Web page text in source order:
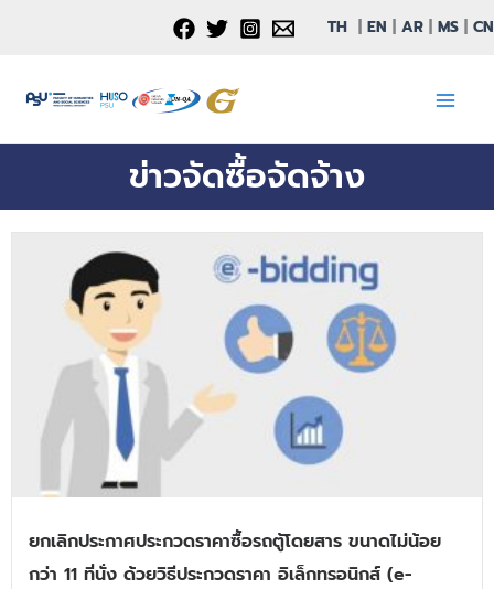
TH EN AR MS CN
ข่าวจัดซื้อจัดจ้าง
ยกเลิกประกาศประกวดราคาซื้อรถตู้โดยสาร ขนาดไม่น้อย
กว่า 11 ที่นั่ง ด้วยวิธีประกวดราคา อิเล็กทรอนิกส์ (e-